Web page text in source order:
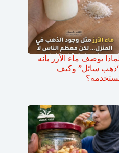
يوصف ماء الأرز بأنه
سائل” وكيف